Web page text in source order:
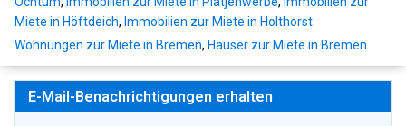
Miete in Höftdeich, Immobilien zur Miete in Holthorst
Wohnungen zur Miete in Bremen, Häuser zur Miete in Bremen
E-Mail-Benachrichtigungen erhalten